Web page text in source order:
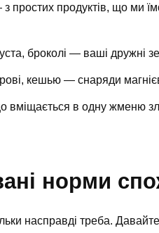
простих продуктів, що ми
броколі — ваші дружні
кешью — снаряди
вміщається в одну жменю
норми
насправді треба.